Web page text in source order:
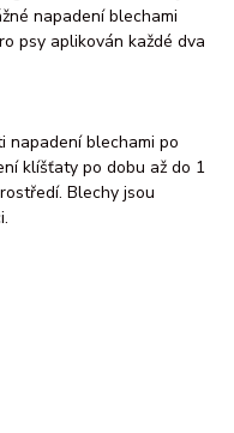
napadení blechami
psy aplikován každé dva
napadení blechami po
klíšťaty po dobu až do 1
Blechy jsou